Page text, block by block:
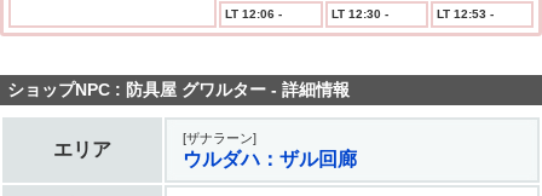
LT 12:06 - LT 12:30 - LT 12:53 -
ショップNPC : 防具屋 グワルター - 詳細情報
エリア
[ザナラーン]
ウルダハ：ザル回廊